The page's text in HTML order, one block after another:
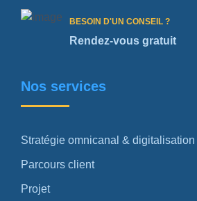
BESOIN D'UN CONSEIL ?
Rendez-vous gratuit
Nos services
Stratégie omnicanal & digitalisation
Parcours client
Projet